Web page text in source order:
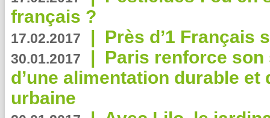
français ?
17.02.2017 | Près d’1 Français
30.01.2017 | Paris renforce
d’une alimentation durable et
urbaine